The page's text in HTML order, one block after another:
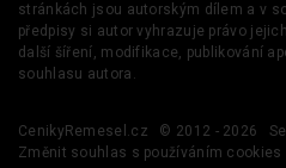
stránkách jsou autorským dílem a v
předpisy si autor vyhrazuje právo
další šíření, modifikace, publikování
souhlasu autora.
CenikyRemesel.cz © 2012 - 2026
Změnit souhlas s používáním cookies